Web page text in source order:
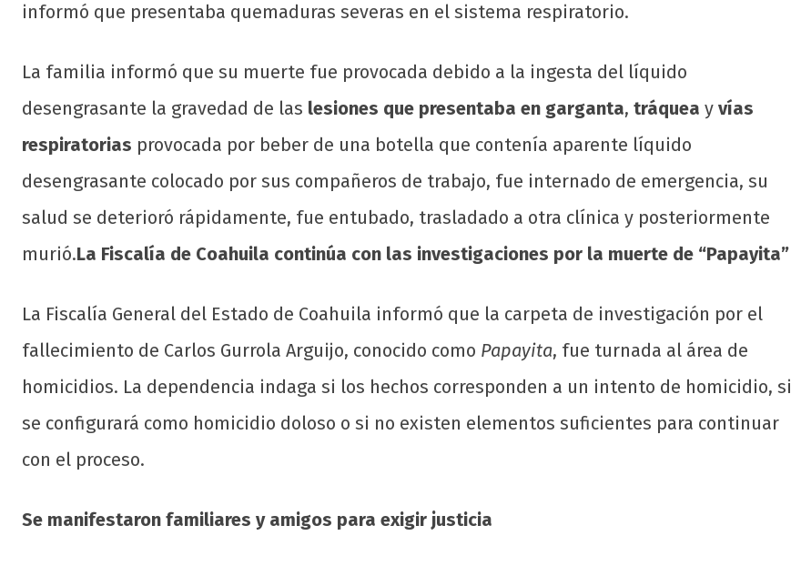
informó que presentaba quemaduras severas en el sistema respiratorio.
La familia informó que su muerte fue provocada debido a la ingesta del líquido
desengrasante la gravedad de las lesiones que presentaba en garganta, tráquea y vías
respiratorias provocada por beber de una botella que contenía aparente líquido
desengrasante colocado por sus compañeros de trabajo, fue internado de emergencia, su
salud se deterioró rápidamente, fue entubado, trasladado a otra clínica y posteriormente
murió.La Fiscalía de Coahuila continúa con las investigaciones por la muerte de “Papayita”
La Fiscalía General del Estado de Coahuila informó que la carpeta de investigación por el
fallecimiento de Carlos Gurrola Arguijo, conocido como Papayita, fue turnada al área de
homicidios. La dependencia indaga si los hechos corresponden a un intento de homicidio, si
se configurará como homicidio doloso o si no existen elementos suficientes para continuar
con el proceso.
Se manifestaron familiares y amigos para exigir justicia